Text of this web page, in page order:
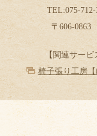
TEL:075-
〒606-
【関連サービ
椅子張り工房【